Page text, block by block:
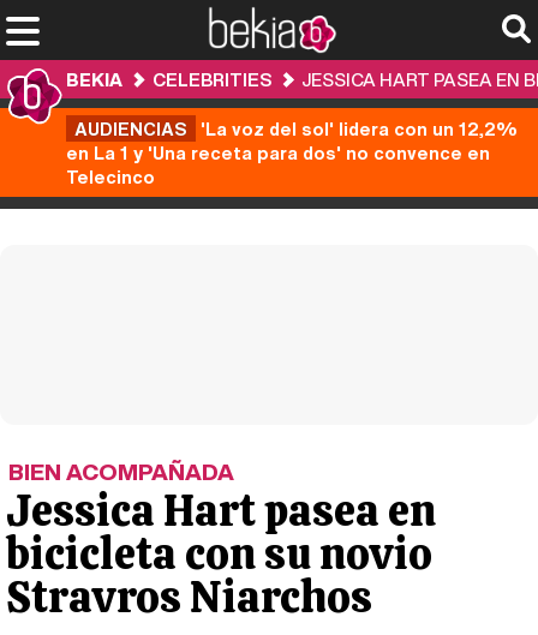
BEKIA CELEBRITIES
JESSICA HART PASEA EN
AUDIENCIAS 'La voz del sol' lidera con un 12,2%
en La 1 y 'Una receta para dos' no convence en
Telecinco
BIEN ACOMPAÑADA
Jessica Hart pasea en
bicicleta con su novio
Stravros Niarchos